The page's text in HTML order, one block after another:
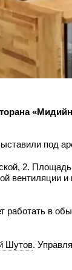
под
2.
вентиляции
работать в
Шутов.